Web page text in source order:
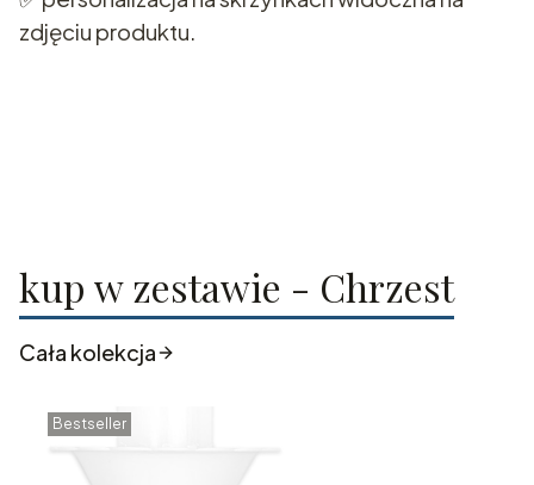
zdjęciu produktu.
kup w zestawie - Chrzest
Cała kolekcja
Bestseller